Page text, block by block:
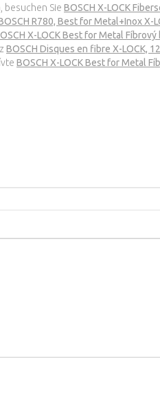
besuchen Sie BOSCH X-LOCK
R780, Best for Metal+Inox X-
X-LOCK Best for Metal
BOSCH Disques en fibre X-LOCK,
BOSCH X-LOCK Best for Metal